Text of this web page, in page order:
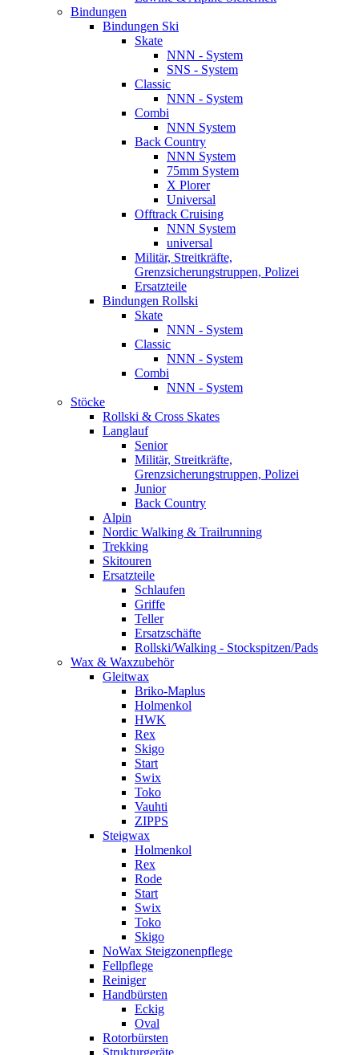
Bindungen
Bindungen Ski
Skate
NNN - System
SNS - System
Classic
NNN - System
Combi
NNN System
Back Country
NNN System
75mm System
X Plorer
Universal
Offtrack Cruising
NNN System
universal
Militär, Streitkräfte,
Grenzsicherungstruppen, Polizei
Ersatzteile
Bindungen Rollski
Skate
NNN - System
Classic
NNN - System
Combi
NNN - System
Stöcke
Rollski & Cross Skates
Langlauf
Senior
Militär, Streitkräfte,
Grenzsicherungstruppen, Polizei
Junior
Back Country
Alpin
Nordic Walking & Trailrunning
Trekking
Skitouren
Ersatzteile
Schlaufen
Griffe
Teller
Ersatzschäfte
Rollski/Walking - Stockspitzen/Pads
Wax & Waxzubehör
Gleitwax
Briko-Maplus
Holmenkol
HWK
Rex
Skigo
Start
Swix
Toko
Vauhti
ZIPPS
Steigwax
Holmenkol
Rex
Rode
Start
Swix
Toko
Skigo
NoWax Steigzonenpflege
Fellpflege
Reiniger
Handbürsten
Eckig
Oval
Rotorbürsten
Strukturgeräte